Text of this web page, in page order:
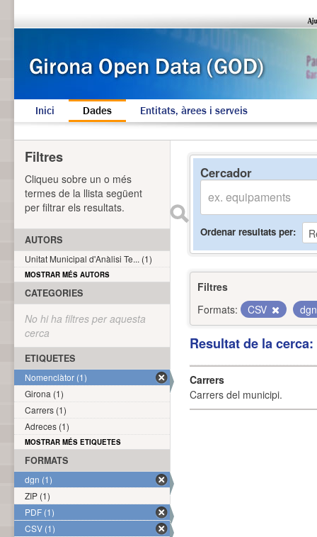
Inici Dades Entitats, àrees i serveis
Cercador
Ordenar resultats per
Filtres
Formats:
CSV
Resultat de la
Carrers
Carrers del municipi.
Filtres
Cliqueu sobre un o més
termes de la llista següent
per filtrar els resultats.
AUTORS
Unitat Municipal d'Anàlisi Te... (1)
MOSTRAR MÉS AUTORS
CATEGORIES
No hi ha filtres per aquesta
cerca
ETIQUETES
Nomenclàtor (1)
Girona (1)
Carrers (1)
Adreces (1)
MOSTRAR MÉS ETIQUETES
FORMATS
dgn (1)
ZIP (1)
PDF (1)
CSV (1)